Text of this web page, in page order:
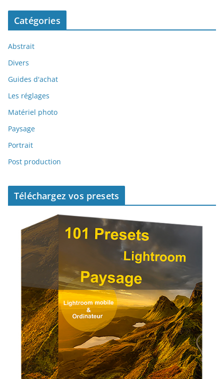
Catégories
Abstrait
Divers
Guides d'achat
Les réglages
Matériel photo
Paysage
Portrait
Post production
Téléchargez vos presets